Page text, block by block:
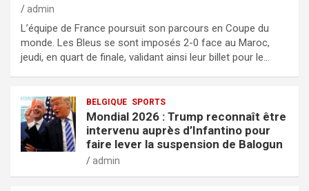
admin
L’équipe de France poursuit son parcours en Coupe du
monde. Les Bleus se sont imposés 2-0 face au Maroc,
jeudi, en quart de finale, validant ainsi leur billet pour le…
BELGIQUE SPORTS
Mondial 2026 : Trump reconnaît être
intervenu auprès d’Infantino pour
faire lever la suspension de Balogun
admin